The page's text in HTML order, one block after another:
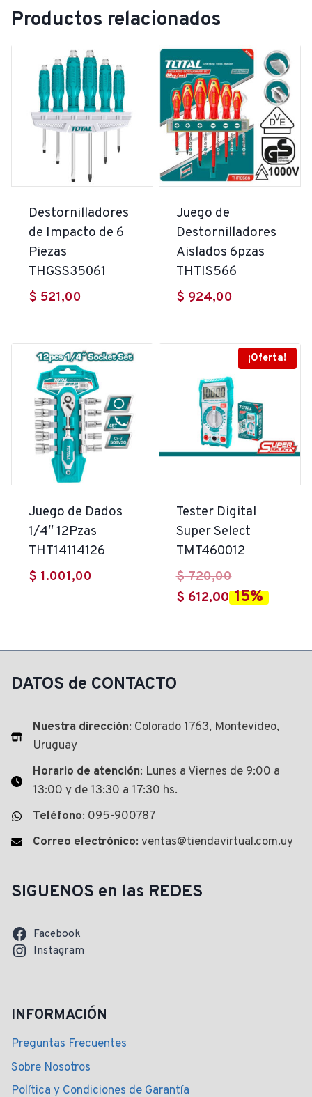
Productos relacionados
Destornilladores
de Impacto de 6
Piezas
THGSS35061
$ 521,00
Juego de
Destornilladores
Aislados 6pzas
THTIS566
$ 924,00
Juego de Dados
1/4″ 12Pzas
THT14114126
$ 1.001,00
¡Oferta!
Tester Digital
Super Select
TMT460012
$720,00El
precio
$ 612,00El15%
DATOS de CONTACTO
Nuestra dirección: Colorado 1763, Montevideo,
Uruguay
Horario de atención: Lunes a Viernes de 9:00 a
13:00 y de 13:30 a 17:30 hs.
Teléfono: 095-900787
Correo electrónico: ventas@tiendavirtual.com.uy
SIGUENOS en las REDES
Facebook
Instagram
INFORMACIÓN
Preguntas Frecuentes
Sobre Nosotros
Política y Condiciones de Garantía